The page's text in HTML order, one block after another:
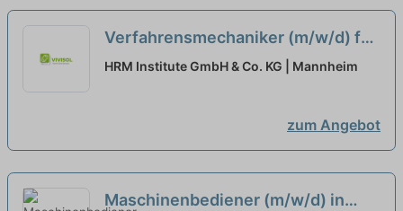
Verfahrensmechaniker (m/w/d) für
Kunststoff- und Kautschuktechnik
HRM Institute GmbH & Co. KG | Mannheim
zum Angebot
Maschinenbediener (m/w/d) in